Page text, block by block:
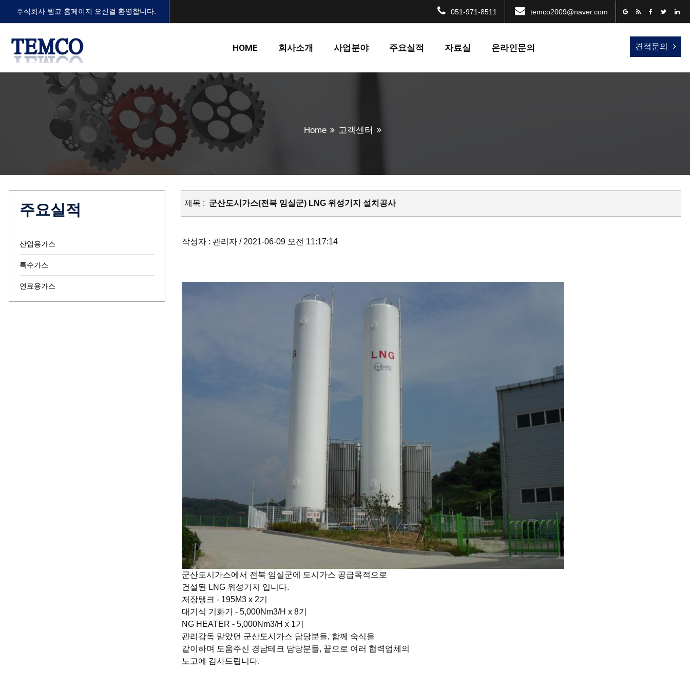
주식회사 템코 홈페이지 오신걸 환영합니다. 051-971-8511 temco2009@naver.com
견적문의
HOME 회사소개 사업분야 주요실적 자료실 온라인문의
Home 고객센터
주요실적
산업용가스
특수가스
연료용가스
제목 : 군산도시가스(전북 임실군) LNG 위성기지 설치공사
작성자 : 관리자 / 2021-06-09 오전 11:17:14
군산도시가스에서 전북 임실군에 도시가스 공급목적으로
건설된 LNG 위성기지 입니다.
저장탱크 - 195M3 x 2기
대기식 기화기 - 5,000Nm3/H x 8기
NG HEATER - 5,000Nm3/H x 1기
관리감독 맡았던 군산도시가스 담당분들, 함께 숙식을
같이하며 도움주신 경남테크 담당분들, 끝으로 여러 협력업체의
노고에 감사드립니다.